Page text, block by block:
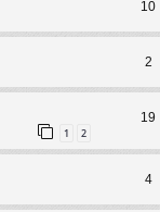
10
2
1 2
19
4